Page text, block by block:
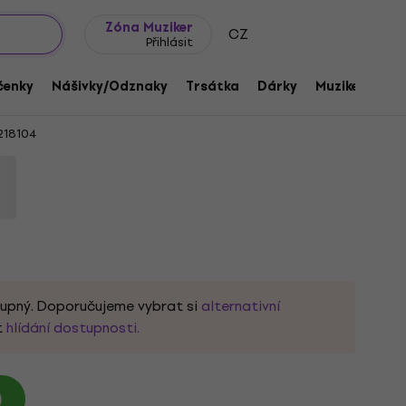
Zóna Muziker
Přihlásit CZ
Nášivky/Odznaky Trsátka Dárky Muziker
PWR-UP EU Tour '24 Black 2XL
Doporučujeme vybrat si alternativní
hlídání dostupnosti.